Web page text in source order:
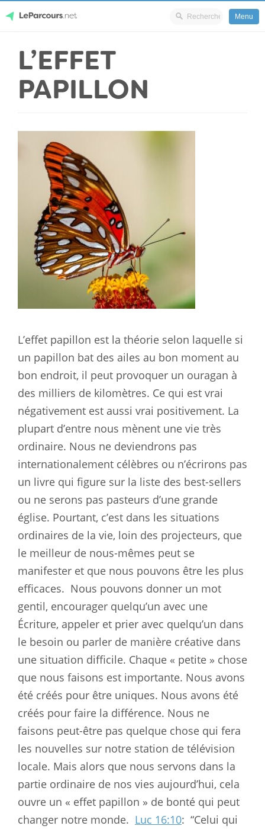
content
LeParcours.net
Menu
L’EFFET
PAPILLON
L’effet papillon est la théorie selon laquelle si
un papillon bat des ailes au bon moment au
bon endroit, il peut provoquer un ouragan à
des milliers de kilomètres. Ce qui est vrai
négativement est aussi vrai positivement. La
plupart d’entre nous mènent une vie très
ordinaire. Nous ne deviendrons pas
internationalement célèbres ou n’écrirons pas
un livre qui figure sur la liste des best-sellers
ou ne serons pas pasteurs d’une grande
église. Pourtant, c’est dans les situations
ordinaires de la vie, loin des projecteurs, que
le meilleur de nous-mêmes peut se
manifester et que nous pouvons être les plus
efficaces. Nous pouvons donner un mot
gentil, encourager quelqu’un avec une
Écriture, appeler et prier avec quelqu’un dans
le besoin ou parler de manière créative dans
une situation difficile. Chaque « petite » chose
que nous faisons est importante. Nous avons
été créés pour être uniques. Nous avons été
créés pour faire la différence. Nous ne
faisons peut-être pas quelque chose qui fera
les nouvelles sur notre station de télévision
locale. Mais alors que nous servons dans la
partie ordinaire de nos vies aujourd’hui, cela
ouvre un « effet papillon » de bonté qui peut
changer notre monde. Luc 16:10: “Celui qui